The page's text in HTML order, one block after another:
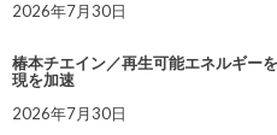
2026年7月30日
椿本チエイン／再生可能エネルギー
現を加速
2026年7月30日